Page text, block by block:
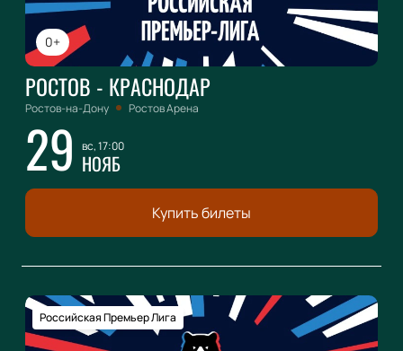
0+
РОСТОВ - КРАСНОДАР
Ростов-на-Дону Ростов Арена
29 вс, 17:00
НОЯБ
Купить билеты
Российская Премьер Лига